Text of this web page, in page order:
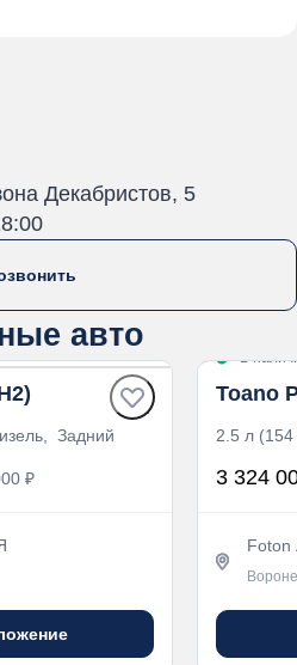
Декабристов, 5
авто
Задний
₽
В
Toano
2.5 л
3 324
Foton